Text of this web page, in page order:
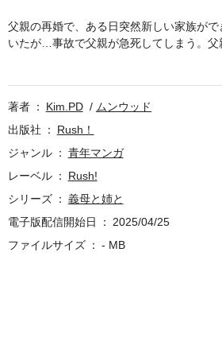
父親の再婚で、ある日突然新しい家族が
いたが…事故で父親が急死してしまう。父
事になった。それから三年――日本へ帰国
著者
Kim.PD
ムンウッド
出版社
Rush！
ジャンル
青年マンガ
レーベル
Rush!
シリーズ
義母と姉と
電子版配信開始日
2025/04/25
ファイルサイズ
- MB